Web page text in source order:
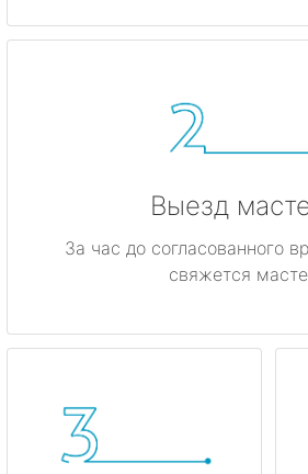
Выезд
За час до согласованного
свяжется